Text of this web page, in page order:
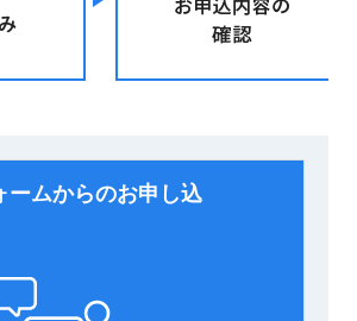
ームからのお申し込